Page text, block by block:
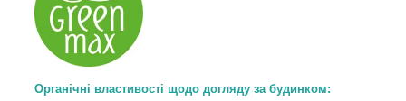
Органічні властивості щодо догляду за будинком: